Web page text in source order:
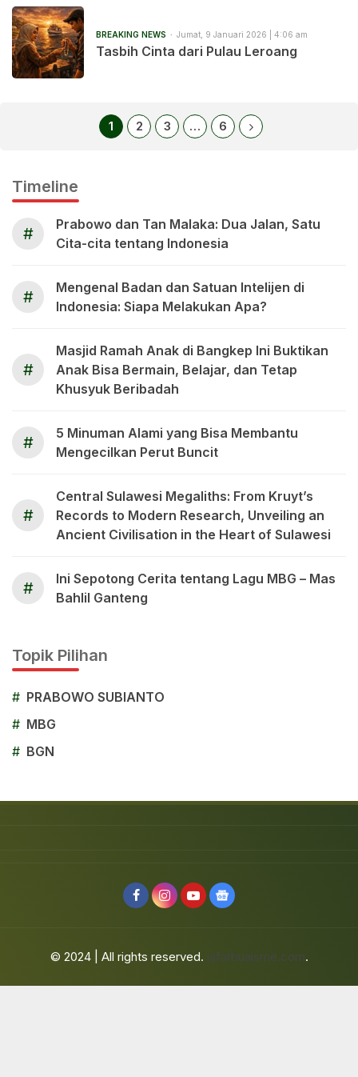
BREAKING NEWS Jumat, 9 Januari 2026 | 4:06 am
Tasbih Cinta dari Pulau Leroang
1 2 3 … 6
Timeline
#
Prabowo dan Tan Malaka: Dua Jalan, Satu
Cita-cita tentang Indonesia
#
Mengenal Badan dan Satuan Intelijen di
Indonesia: Siapa Melakukan Apa?
#
Masjid Ramah Anak di Bangkep Ini Buktikan
Anak Bisa Bermain, Belajar, dan Tetap
Khusyuk Beribadah
#
5 Minuman Alami yang Bisa Membantu
Mengecilkan Perut Buncit
#
Central Sulawesi Megaliths: From Kruyt’s
Records to Modern Research, Unveiling an
Ancient Civilisation in the Heart of Sulawesi
#
Ini Sepotong Cerita tentang Lagu MBG – Mas
Bahlil Ganteng
Topik Pilihan
# PRABOWO SUBIANTO
# MBG
# BGN
© 2024 | All rights reserved. jafarbuaisme.com.